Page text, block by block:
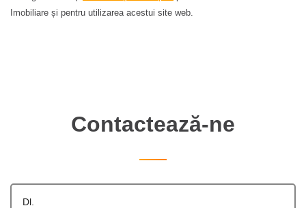
Imobiliare și pentru utilizarea acestui site web.
Contactează-ne
Dl.